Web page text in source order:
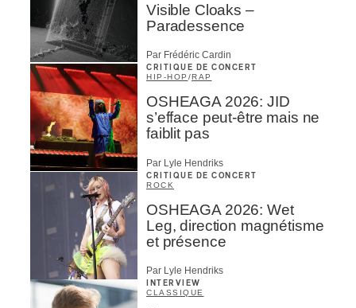
Visible Cloaks –
Paradessence
Par Frédéric Cardin
CRITIQUE DE CONCERT
HIP-HOP /RAP
OSHEAGA 2026: JID
s’efface peut-être mais ne
faiblit pas
Par Lyle Hendriks
CRITIQUE DE CONCERT
ROCK
OSHEAGA 2026: Wet
Leg, direction magnétisme
et présence
Par Lyle Hendriks
INTERVIEW
CLASSIQUE